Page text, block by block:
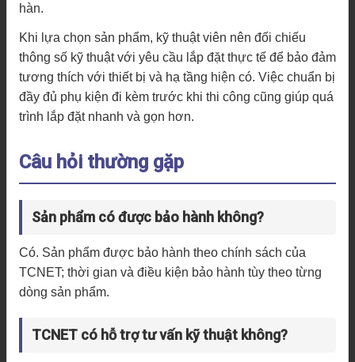
hàn.
Khi lựa chọn sản phẩm, kỹ thuật viên nên đối chiếu
thông số kỹ thuật với yêu cầu lắp đặt thực tế để bảo đảm
tương thích với thiết bị và hạ tầng hiện có. Việc chuẩn bị
đầy đủ phụ kiện đi kèm trước khi thi công cũng giúp quá
trình lắp đặt nhanh và gọn hơn.
Câu hỏi thường gặp
Sản phẩm có được bảo hành không?
Có. Sản phẩm được bảo hành theo chính sách của
TCNET; thời gian và điều kiện bảo hành tùy theo từng
dòng sản phẩm.
TCNET có hỗ trợ tư vấn kỹ thuật không?